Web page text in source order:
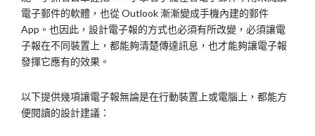
電子郵件的軟體，也從 Outlook 漸漸變成手機內建的郵件
App。也因此，設計電子報的方式也必須有所改變，必須讓電
子報在不同裝置上，都能夠清楚傳達訊息，也才能夠讓電子報
發揮它應有的效果。
以下提供幾項讓電子報無論是在行動裝置上或電腦上，都能方
便閱讀的設計建議：